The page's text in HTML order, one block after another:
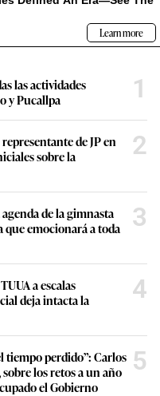
las actividades
y Pucallpa
1
de JP en
sobre la
2
de la gimnasta
que emocionará a toda
3
a escalas
deja intacta la
4
tiempo perdido”: Carlos
los retos a un año
el Gobierno
5